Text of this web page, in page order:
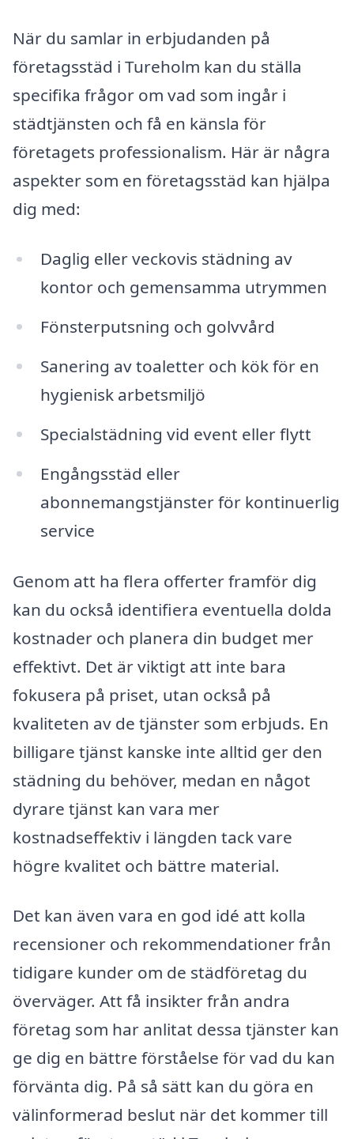
När du samlar in erbjudanden på
företagsstäd i Tureholm kan du ställa
specifika frågor om vad som ingår i
städtjänsten och få en känsla för
företagets professionalism. Här är några
aspekter som en företagsstäd kan hjälpa
dig med:
Daglig eller veckovis städning av
kontor och gemensamma utrymmen
Fönsterputsning och golvvård
Sanering av toaletter och kök för en
hygienisk arbetsmiljö
Specialstädning vid event eller flytt
Engångsstäd eller
abonnemangstjänster för kontinuerlig
service
Genom att ha flera offerter framför dig
kan du också identifiera eventuella dolda
kostnader och planera din budget mer
effektivt. Det är viktigt att inte bara
fokusera på priset, utan också på
kvaliteten av de tjänster som erbjuds. En
billigare tjänst kanske inte alltid ger den
städning du behöver, medan en något
dyrare tjänst kan vara mer
kostnadseffektiv i längden tack vare
högre kvalitet och bättre material.
Det kan även vara en god idé att kolla
recensioner och rekommendationer från
tidigare kunder om de städföretag du
överväger. Att få insikter från andra
företag som har anlitat dessa tjänster kan
ge dig en bättre förståelse för vad du kan
förvänta dig. På så sätt kan du göra en
välinformerad beslut när det kommer till